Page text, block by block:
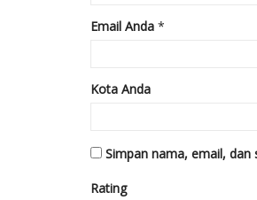
Email Anda *
Kota Anda
Simpan nama, email,
Rating